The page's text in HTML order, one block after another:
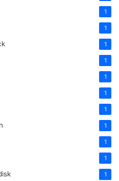
1
1
1
1
1
1
1
1
1
1
1